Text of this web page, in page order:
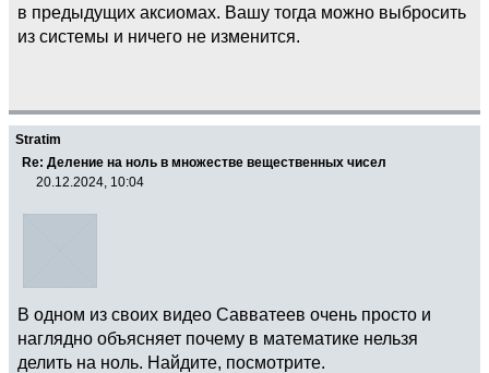
в предыдущих аксиомах. Вашу тогда можно выбросить
из системы и ничего не изменится.
Stratim
Re: Деление на ноль в множестве вещественных чисел
20.12.2024, 10:04
В одном из своих видео Савватеев очень просто и
наглядно объясняет почему в математике нельзя
делить на ноль. Найдите, посмотрите.